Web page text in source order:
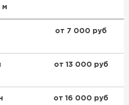
м
от 7 000 руб
от 13 000 руб
от 16 000 руб
элементы для кровли